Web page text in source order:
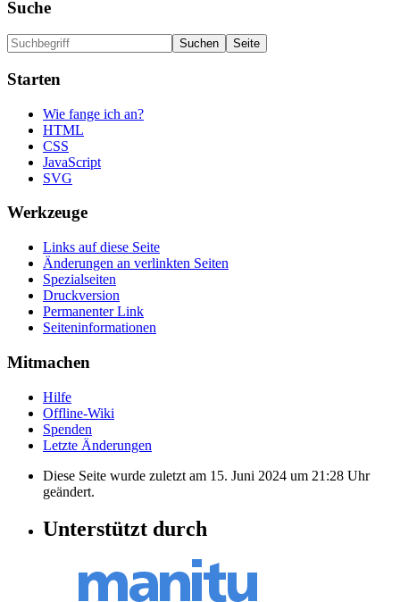
Suche
Starten
Wie fange ich an?
HTML
CSS
JavaScript
SVG
Werkzeuge
Links auf diese Seite
Änderungen an verlinkten Seiten
Spezialseiten
Druckversion
Permanenter Link
Seiten­informationen
Mitmachen
Hilfe
Offline-Wiki
Spenden
Letzte Änderungen
Diese Seite wurde zuletzt am 15. Juni 2024 um 21:28 Uhr
geändert.
Unterstützt durch